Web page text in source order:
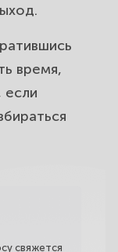
время,
если
свяжется